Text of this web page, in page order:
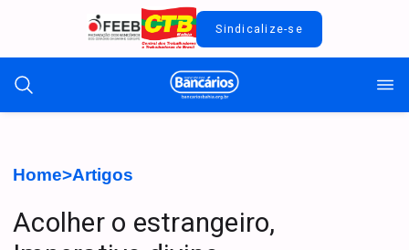
Sindicalize-se
Home>Artigos
Acolher o estrangeiro,